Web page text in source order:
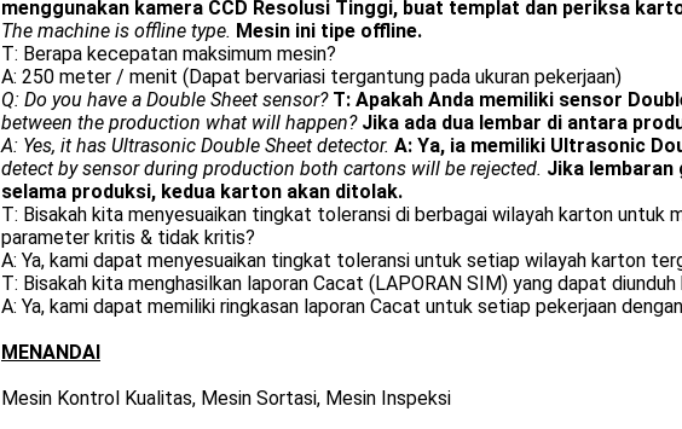
menggunakan kamera CCD Resolusi Tinggi, buat templat dan periksa
The machine is offline type. Mesin ini tipe offline.
T: Berapa kecepatan maksimum mesin?
A: 250 meter / menit (Dapat bervariasi tergantung pada ukuran pekerjaan)
Q: Do you have a Double Sheet sensor? T: Apakah Anda memiliki sensor
between the production what will happen? Jika ada dua lembar di antara
A: Yes, it has Ultrasonic Double Sheet detector. A: Ya, ia memiliki Ultrasonic
detect by sensor during production both cartons will be rejected. Jika
selama produksi, kedua karton akan ditolak.
T: Bisakah kita menyesuaikan tingkat toleransi di berbagai wilayah karton untuk
parameter kritis & tidak kritis?
A: Ya, kami dapat menyesuaikan tingkat toleransi untuk setiap wilayah karton
T: Bisakah kita menghasilkan laporan Cacat (LAPORAN SIM) yang dapat
A: Ya, kami dapat memiliki ringkasan laporan Cacat untuk setiap pekerjaan
MENANDAI
Mesin Kontrol Kualitas, Mesin Sortasi, Mesin Inspeksi